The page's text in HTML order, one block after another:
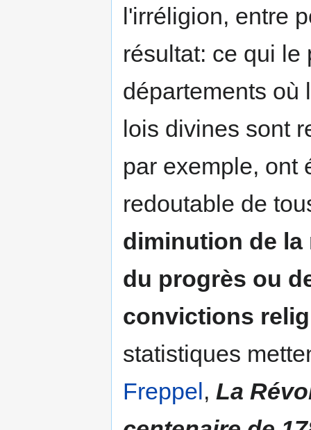
l'irréligion, entre
résultat: ce qui le
départements où
lois divines sont
par exemple, ont
redoutable de
diminution de la
du progrès ou
convictions
statistiques
Freppel, La